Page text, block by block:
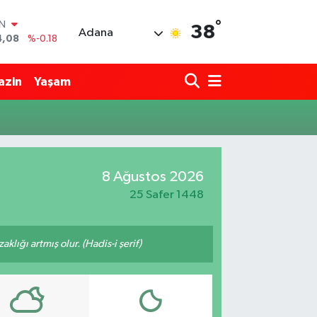
%-0.18
Adana 38°
Yaşam
8 Ağustos 2026
25 Safer 1448
artmış olur. (Hadis-i şerif)